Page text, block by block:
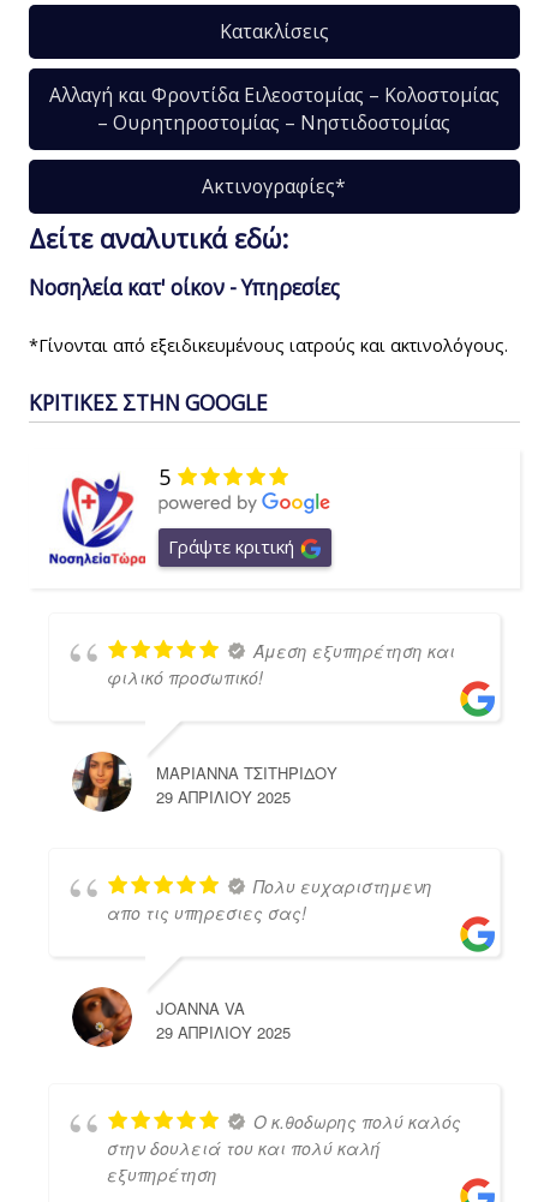
Κατακλίσεις
Αλλαγή και Φροντίδα Ειλεοστομίας – Κολοστομίας
– Ουρητηροστομίας – Νηστιδοστομίας
Ακτινογραφίες*
Δείτε αναλυτικά εδώ:
Νοσηλεία κατ' οίκον - Υπηρεσίες
*Γίνονται από εξειδικευμένους ιατρούς και ακτινολόγους.
ΚΡΙΤΙΚΕΣ ΣΤΗΝ GOOGLE
5
Γράψτε κριτική
Άμεση εξυπηρέτηση και
φιλικό προσωπικό!
ΜΑΡΙΑΝΝΑ ΤΣΙΤΗΡΙΔΟΥ
29 ΑΠΡΙΛΊΟΥ 2025
Πολυ ευχαριστημενη
απο τις υπηρεσιες σας!
JOANNA VA
29 ΑΠΡΙΛΊΟΥ 2025
Ο κ.θοδωρης πολύ καλός
στην δουλειά του και πολύ καλή
εξυπηρέτηση